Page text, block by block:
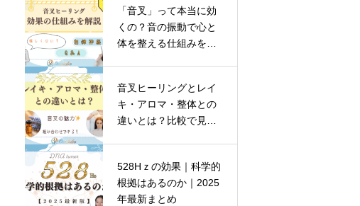
「音叉」って本当に効
くの？音の振動で心と
体を整える仕組みを解
音叉ヒーリングとレイ
キ・アロマ・整体との
違いとは？比較で見え
528Hｚの効果｜科学的
根拠はあるのか｜2025
年最新まとめ